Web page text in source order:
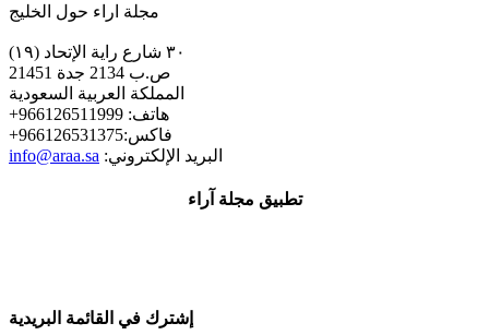
مجلة اراء حول الخليج
٣٠ شارع راية الإتحاد (١٩)
ص.ب 2134 جدة 21451
المملكة العربية السعودية
+هاتف: 966126511999
+فاكس:966126531375
info@araa.sa :البريد الإلكتروني
تطبيق مجلة آراء
إشترك في القائمة البريدية